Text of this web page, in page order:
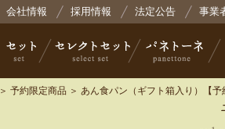
株式会社コモ
会社情報 採用情報 法定公告 事業
＞ 予約限定商品 ＞ あん食パン（ギフト箱入り）【予